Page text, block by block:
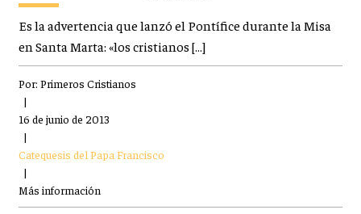
Es la advertencia que lanzó el Pontífice durante la Misa
en Santa Marta: «los cristianos […]
Por: Primeros Cristianos
|
16 de junio de 2013
|
Catequesis del Papa Francisco
|
Más información